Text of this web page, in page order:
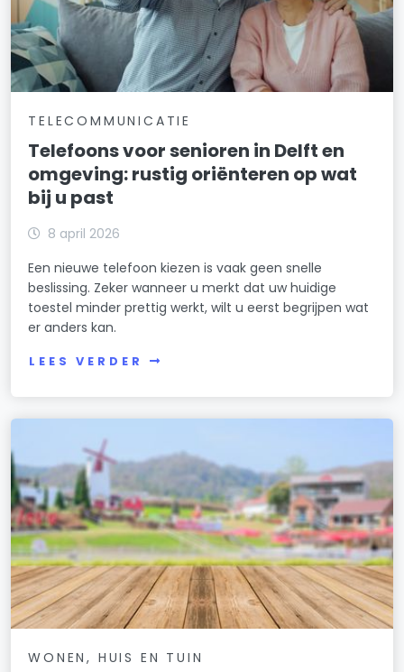
TELECOMMUNICATIE
Telefoons voor senioren in Delft en
omgeving: rustig oriënteren op wat
bij u past
8 april 2026
Een nieuwe telefoon kiezen is vaak geen snelle
beslissing. Zeker wanneer u merkt dat uw huidige
toestel minder prettig werkt, wilt u eerst begrijpen wat
er anders kan.
LEES VERDER
WONEN, HUIS EN TUIN